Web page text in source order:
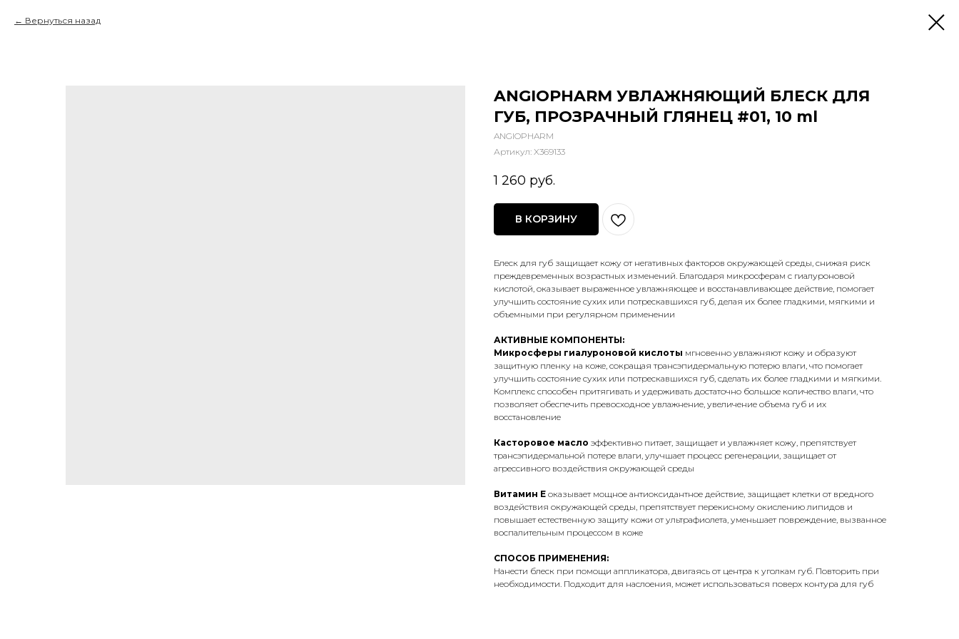
Вернуться назад
ANGIOPHARM УВЛАЖНЯЮЩИЙ БЛЕСК ДЛЯ
ГУБ, ПРОЗРАЧНЫЙ ГЛЯНЕЦ #01, 10 ml
ANGIOPHARM
Артикул: X369133
1 260 руб.
В КОРЗИНУ
Блеск для губ защищает кожу от негативных факторов окружающей среды, снижая риск
преждевременных возрастных изменений. Благодаря микросферам с гиалуроновой
кислотой, оказывает выраженное увлажняющее и восстанавливающее действие, помогает
улучшить состояние сухих или потрескавшихся губ, делая их более гладкими, мягкими и
объемными при регулярном применении
АКТИВНЫЕ КОМПОНЕНТЫ:
Микросферы гиалуроновой кислоты мгновенно увлажняют кожу и образуют
защитную пленку на коже, сокращая трансэпидермальную потерю влаги, что помогает
улучшить состояние сухих или потрескавшихся губ, сделать их более гладкими и мягкими.
Комплекс способен притягивать и удерживать достаточно большое количество влаги, что
позволяет обеспечить превосходное увлажнение, увеличение объема губ и их
восстановление
Касторовое масло эффективно питает, защищает и увлажняет кожу, препятствует
трансэпидермальной потере влаги, улучшает процесс регенерации, защищает от
агрессивного воздействия окружающей среды
Витамин Е оказывает мощное антиоксидантное действие, защищает клетки от вредного
воздействия окружающей среды, препятствует перекисному окислению липидов и
повышает естественную защиту кожи от ультрафиолета, уменьшает повреждение, вызванное
воспалительным процессом в коже
СПОСОБ ПРИМЕНЕНИЯ:
Нанести блеск при помощи аппликатора, двигаясь от центра к уголкам губ. Повторить при
необходимости. Подходит для наслоения, может использоваться поверх контура для губ